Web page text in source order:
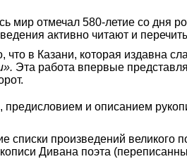
мир отмечал 580-летие со дня
активно читают и
что в Казани, которая издавна
Эта работа впервые
и описанием
списки произведений
Дивана поэта